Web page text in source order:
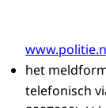
het
telefonisch